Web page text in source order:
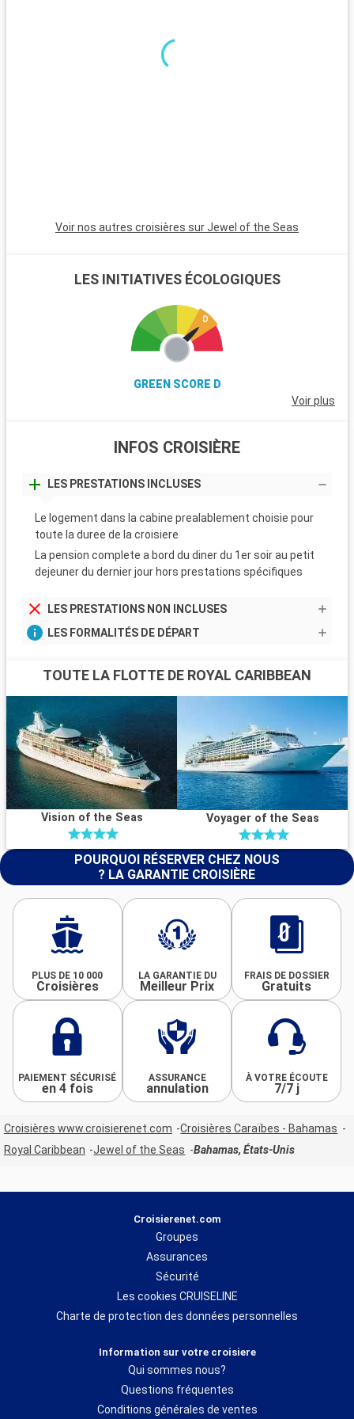
calme, Pompano Beach et Hollywood Beach sont des choix
charmants avec leurs plages tranquilles et leur atmosphère
Voir nos autres croisières sur Jewel of the Seas
LES INITIATIVES ÉCOLOGIQUES
GREEN SCORE D
Voir plus
INFOS CROISIÈRE
LES PRESTATIONS INCLUSES
Le logement dans la cabine prealablement choisie pour
toute la duree de la croisiere
La pension complete a bord du diner du 1er soir au petit
dejeuner du dernier jour hors prestations spécifiques
LES PRESTATIONS NON INCLUSES
LES FORMALITÉS DE DÉPART
TOUTE LA FLOTTE DE ROYAL CARIBBEAN
Vision of the Seas Voyager of the Seas
POURQUOI RÉSERVER CHEZ NOUS
? LA GARANTIE CROISIÈRE
PLUS DE 10 000
Croisières
LA GARANTIE DU
Meilleur Prix
FRAIS DE DOSSIER
Gratuits
PAIEMENT SÉCURISÉ
en 4 fois
ASSURANCE
annulation
À VOTRE ÉCOUTE
7/7 j
Croisières www.croisierenet.com
Croisières Caraïbes - Bahamas
Royal Caribbean
Jewel of the Seas Bahamas, États-Unis
Croisierenet.com
Groupes
Assurances
Sécurité
Les cookies CRUISELINE
Charte de protection des données personnelles
Information sur votre croisiere
Qui sommes nous?
Questions fréquentes
Conditions générales de ventes